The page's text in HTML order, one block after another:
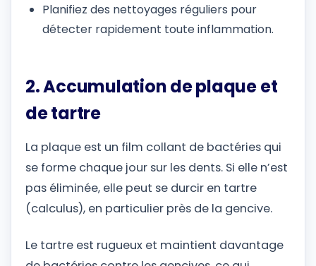
Planifiez des nettoyages réguliers pour
détecter rapidement toute inflammation.
2. Accumulation de plaque et
de tartre
La plaque est un film collant de bactéries qui
se forme chaque jour sur les dents. Si elle n’est
pas éliminée, elle peut se durcir en tartre
(calculus), en particulier près de la gencive.
Le tartre est rugueux et maintient davantage